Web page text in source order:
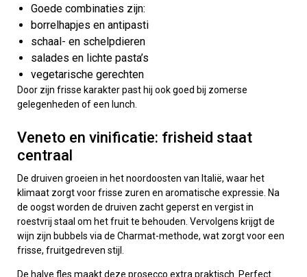
Goede combinaties zijn:
borrelhapjes en antipasti
schaal- en schelpdieren
salades en lichte pasta’s
vegetarische gerechten
Door zijn frisse karakter past hij ook goed bij zomerse
gelegenheden of een lunch.
Veneto en vinificatie: frisheid staat
centraal
De druiven groeien in het noordoosten van Italië, waar het
klimaat zorgt voor frisse zuren en aromatische expressie. Na
de oogst worden de druiven zacht geperst en vergist in
roestvrij staal om het fruit te behouden. Vervolgens krijgt de
wijn zijn bubbels via de Charmat-methode, wat zorgt voor een
frisse, fruitgedreven stijl.
De halve fles maakt deze prosecco extra praktisch. Perfect